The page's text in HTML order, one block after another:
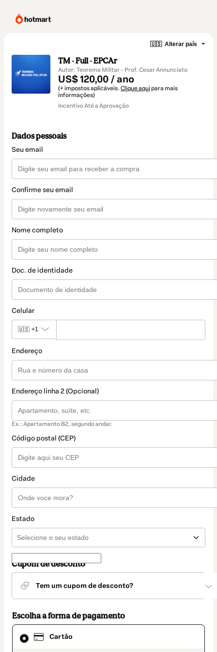
🇺🇸 Alterar país
TM - Full - EPCAr
Autor: Teorema Militar - Prof. Cesar Annunciato
US$ 120,00 / ano
(+ impostos aplicáveis. Clique aqui para mais
informações)
Incentivo Até a Aprovação
Dados pessoais
Seu email
Confirme seu email
Nome completo
Doc. de identidade
Celular
🇺🇸 +1
Endereço
Endereço linha 2 (Opcional)
Ex.: Apartamento B2, segundo andar.
Código postal (CEP)
Cidade
Estado
Cupom de desconto
Tem um cupom de desconto?
Escolha a forma de pagamento
Cartão
Cartão
selecionado